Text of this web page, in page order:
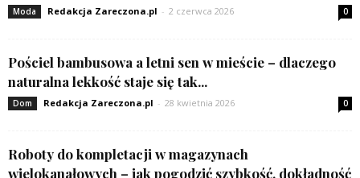
Moda Redakcja Zareczona.pl - 2 czerwca 2026 0
Pościel bambusowa a letni sen w mieście – dlaczego
naturalna lekkość staje się tak...
Dom Redakcja Zareczona.pl - 28 kwietnia 2026 0
Roboty do kompletacji w magazynach
wielokanałowych – jak pogodzić szybkość, dokładność